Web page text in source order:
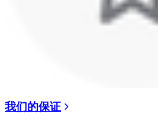
我们的保证